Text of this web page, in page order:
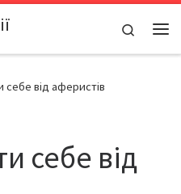
Search
себе від аферистів
себе від